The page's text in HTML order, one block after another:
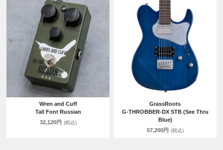
Wren and Cuff
Tall Font Russian
32,120円 (税込)
GrassRoots
G-THROBBER-DX STB (See Thru
Blue)
57,200円 (税込)